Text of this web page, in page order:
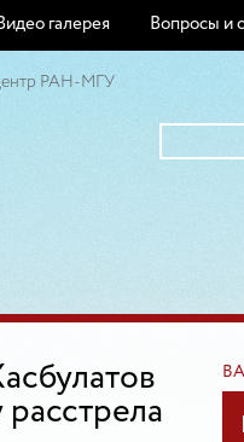
галерея Вопросы и
РАН-МГУ